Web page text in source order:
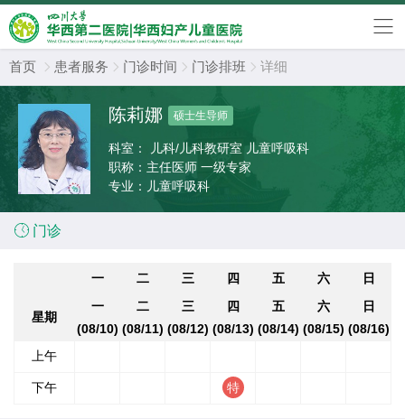
首页  患者服务  门诊时间  门诊排班  详细
陈莉娜 硕士生导师
科室：
儿科/儿科教研室 儿童呼吸科
职称： 主任医师 一级专家
专业： 儿童呼吸科
 门诊
一 二 三 四 五 六 日
星期
一
(08/10)
二
(08/11)
三
(08/12)
四
(08/13)
五
(08/14)
六
(08/15)
日
(08/16)
上午
下午